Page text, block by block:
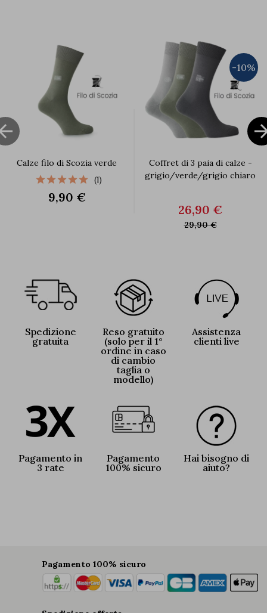
Calze filo di Scozia verde
(1)
9,90 €
Coffret di 3 paia di calze -
grigio/verde/grigio chiaro
26,90 €
29,90 €
-10%
Spedizione
gratuita
Reso gratuito
(solo per il 1°
ordine in caso
di cambio
taglia o
modello)
Assistenza
clienti live
Pagamento in
3 rate
Pagamento
100% sicuro
Hai bisogno di
aiuto?
Pagamento 100% sicuro